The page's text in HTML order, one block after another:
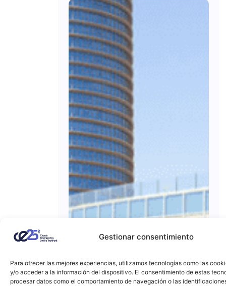
Gestionar consentimiento
Para ofrecer las mejores experiencias, utilizamos tecnologías como las
y/o acceder a la información del dispositivo. El consentimiento de estas
procesar datos como el comportamiento de navegación o las